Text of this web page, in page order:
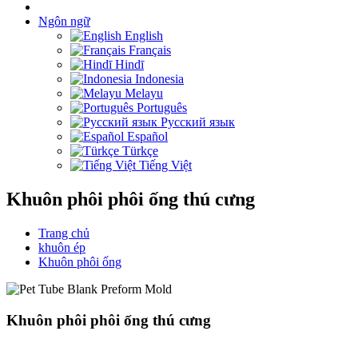
Ngôn ngữ
English
Français
Hindī
Indonesia
Melayu
Português
Русский язык
Español
Türkçe
Tiếng Việt
Khuôn phôi phôi ống thú cưng
Trang chủ
khuôn ép
Khuôn phôi ống
Khuôn phôi phôi ống thú cưng